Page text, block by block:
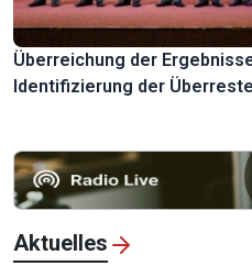
Überreichung der
Identifizierung der
Aktuelles